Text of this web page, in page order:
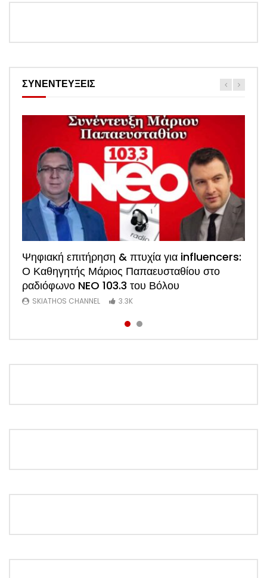
ΣΥΝΕΝΤΕΥΞΕΙΣ
Ψηφιακή επιτήρηση & πτυχία για influencers:
Ο Καθηγητής Μάριος Παπαευσταθίου στο
ραδιόφωνο NEO 103.3 του Βόλου
SKIATHOS CHANNEL 3.3K
ΑΠΟΚΛΕΙΣΤΙΚΟ: Η πρώτη συνέντευξη του
νέου Προέδρου Ξενοδόχων Σκιάθου Άκη
Τσαρούχη (Video)
SKIATHOS CHANNEL 1